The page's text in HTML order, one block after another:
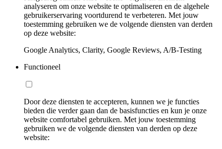
analyseren om onze website te optimaliseren en de algehele
gebruikerservaring voortdurend te verbeteren. Met jouw
toestemming gebruiken we de volgende diensten van derden
op deze website:
Google Analytics, Clarity, Google Reviews, A/B-Testing
Functioneel
Door deze diensten te accepteren, kunnen we je functies
bieden die verder gaan dan de basisfuncties en kun je onze
website comfortabel gebruiken. Met jouw toestemming
gebruiken we de volgende diensten van derden op deze
website: